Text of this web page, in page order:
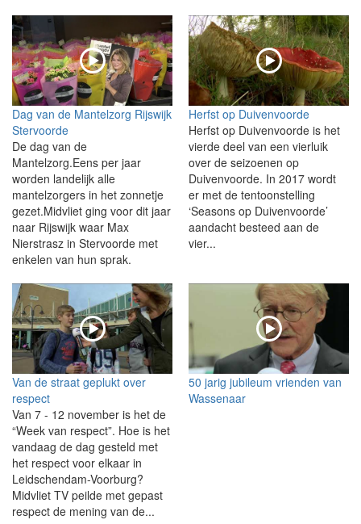
Dag van de Mantelzorg Rijswijk
Stervoorde
De dag van de
Mantelzorg.Eens per jaar
worden landelijk alle
mantelzorgers in het zonnetje
gezet.Midvliet ging voor dit jaar
naar Rijswijk waar Max
Nierstrasz in Stervoorde met
enkelen van hun sprak.
Herfst op Duivenvoorde
Herfst op Duivenvoorde is het
vierde deel van een vierluik
over de seizoenen op
Duivenvoorde. In 2017 wordt
er met de tentoonstelling
‘Seasons op Duivenvoorde’
aandacht besteed aan de
vier...
Van de straat geplukt over
respect
Van 7 - 12 november is het de
“Week van respect”. Hoe is het
vandaag de dag gesteld met
het respect voor elkaar in
Leidschendam-Voorburg?
Midvliet TV peilde met gepast
respect de mening van de...
50 jarig jubileum vrienden van
Wassenaar